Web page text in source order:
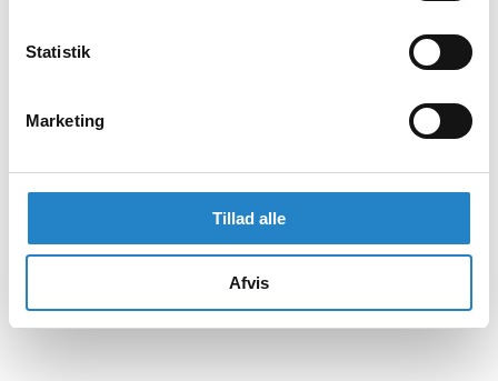
Statistik
Marketing
Tillad alle
Afvis